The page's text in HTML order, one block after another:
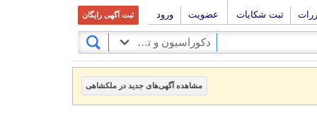
ثبت شکایات عضویت ورود ثبت آگهی رایگان
دکوراسیون و تزئینات
مشاهده آگهی‌های جدید در ملکشاهی